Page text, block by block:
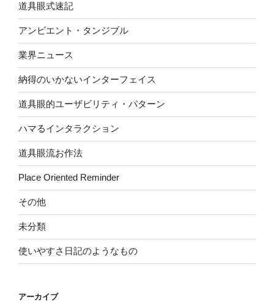
道具眼式速記
アンビエント・タンジブル
業界ニュース
納得のいかないインターフェイス
道具眼的ユーザビリティ・パターン
ハマるインタラクション
道具眼流お作法
Place Oriented Reminder
その他
未分類
使いやすさ日記のようなもの
アーカイブ